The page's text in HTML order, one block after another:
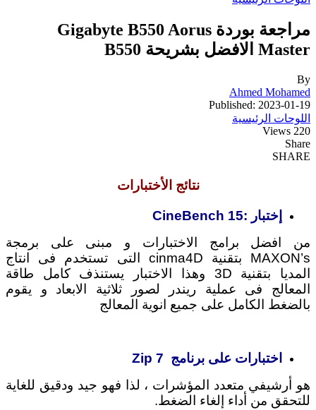
مراجعة بوردة Gigabyte B550 Aorus
Master الافضل بشريحة B550
By
Ahmed Mohamed
Published: 2023-01-19
اللوحات الرئيسية
220 Views
Share
SHARE
نتائج الأختبارات
إختبار :15 CineBench
من افضل برامج الاختبارات و مبنى على برمجة
MAXON’s بتقنية cinma4D التى تستخدم فى انتاج
المديا بتقنية 3D وهذا الاختبار يستنذف كامل طاقة
المعالج فى عملية ريندر لصور ثلاثية الابعاد و يقوم
بالضغط الكامل على جميع انوية المعالج
اختبارات على برنامج 7 Zip
هو أرشيفي متعدد المؤشرات ، لذا فهو جيد ودقيق للغاية
للتحقق من أداء إلغاء الضغط.